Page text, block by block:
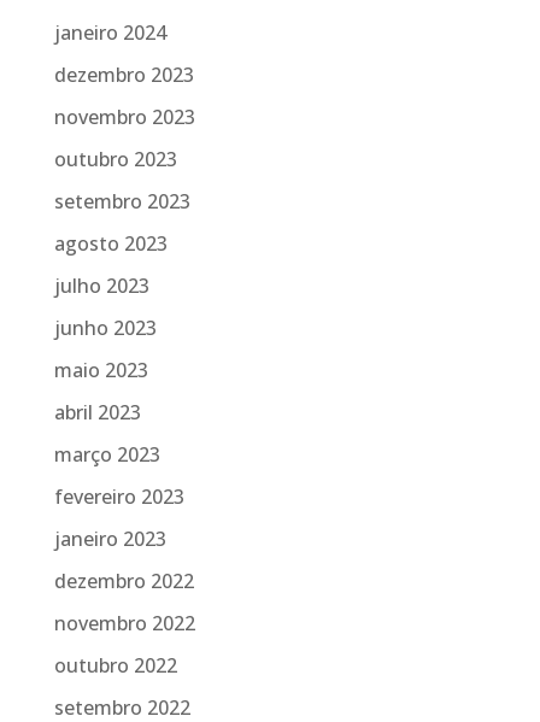
janeiro 2024
dezembro 2023
novembro 2023
outubro 2023
setembro 2023
agosto 2023
julho 2023
junho 2023
maio 2023
abril 2023
março 2023
fevereiro 2023
janeiro 2023
dezembro 2022
novembro 2022
outubro 2022
setembro 2022